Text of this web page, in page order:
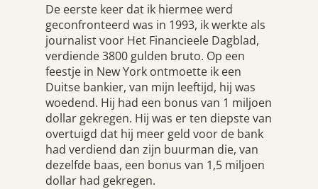
De eerste keer dat ik hiermee werd
geconfronteerd was in 1993, ik werkte als
journalist voor Het Financieele Dagblad,
verdiende 3800 gulden bruto. Op een
feestje in New York ontmoette ik een
Duitse bankier, van mijn leeftijd, hij was
woedend. Hij had een bonus van 1 miljoen
dollar gekregen. Hij was er ten diepste van
overtuigd dat hij meer geld voor de bank
had verdiend dan zijn buurman die, van
dezelfde baas, een bonus van 1,5 miljoen
dollar had gekregen.